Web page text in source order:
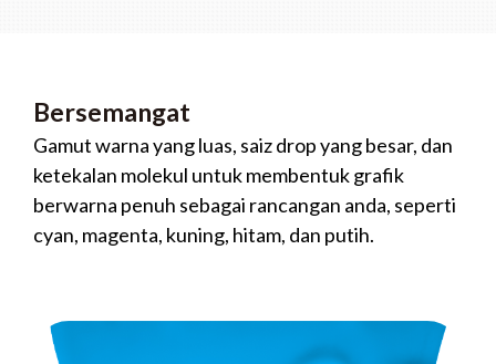
Bersemangat
Gamut warna yang luas, saiz drop yang besar, dan
ketekalan molekul untuk membentuk grafik
berwarna penuh sebagai rancangan anda, seperti
cyan, magenta, kuning, hitam, dan putih.